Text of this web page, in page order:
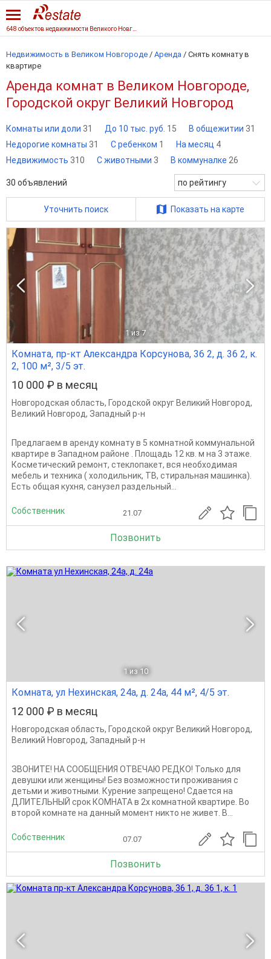
Недвижимость в Великом Новгороде / Аренда / Снять комнату в
квартире
Аренда комнат в Великом Новгороде,
Городской округ Великий Новгород
Комнаты или доли 31 До 10 тыс. руб. 15 В общежитии 31
Недорогие комнаты 31 С ребенком 1 На месяц 4
Недвижимость 310 С животными 3 В коммуналке 26
30 объявлений по рейтингу
Уточнить поиск Показать на карте
1 из 7
Комната, пр-кт Александра Корсунова, 36 2, д. 36 2, к.
2, 100 м², 3/5 эт.
10 000 ₽ в месяц
Новгородская область, Городской округ Великий Новгород,
Великий Новгород, Западный р-н
Предлагаем в аренду комнату в 5 комнатной коммунальной
квартире в Западном районе . Площадь 12 кв. м на 3 этаже.
Косметический ремонт, стеклопакет, вся необходимая
мебель и техника ( холодильник, ТВ, стиральная машинка).
Есть общая кухня, санузел раздельный...
Собственник 21.07
Позвонить
1 из 10
Комната, ул Нехинская, 24а, д. 24а, 44 м², 4/5 эт.
12 000 ₽ в месяц
Новгородская область, Городской округ Великий Новгород,
Великий Новгород, Западный р-н
ЗВОНИТЕ! НА СООБЩЕНИЯ ОТВЕЧАЮ РЕДКО! Только для
девушки или женщины! Без возможности проживания с
детьми и животными. Курение запрещено! Сдается на
ДЛИТЕЛЬНЫЙ срок КОМНАТА в 2х комнатной квартире. Во
второй комнате на данный момент никто не живет. В...
Собственник 07.07
Позвонить